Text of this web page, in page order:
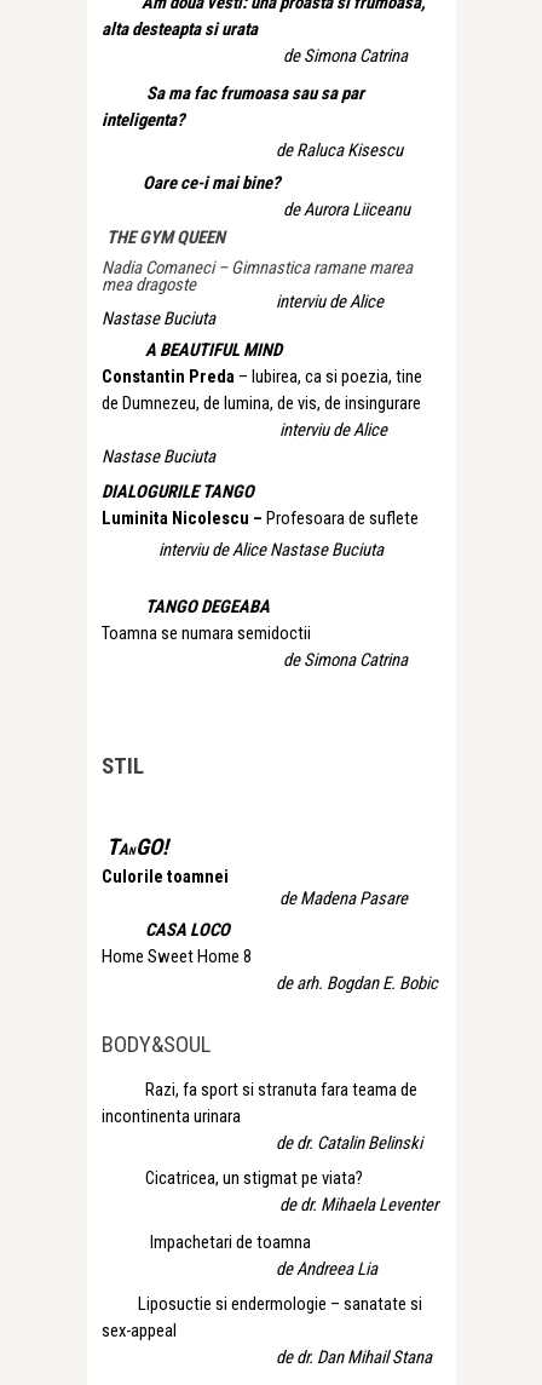
alta desteapta si urata
de Simona Catrina
Sa ma fac frumoasa sau sa par
inteligenta?
de Raluca Kisescu
Oare ce-i mai bine?
de Aurora Liiceanu
THE GYM QUEEN
Nadia Comaneci – Gimnastica ramane marea
mea dragoste
interviu de Alice
Nastase Buciuta
A BEAUTIFUL MIND
Constantin Preda – Iubirea, ca si poezia, tine
de Dumnezeu, de lumina, de vis, de insingurare
interviu de Alice
Nastase Buciuta
DIALOGURILE TANGO
Luminita Nicolescu – Profesoara de suflete
interviu de Alice Nastase Buciuta
TANGO DEGEABA
Toamna se numara semidoctii
de Simona Catrina
STIL
TanGO!
Culorile toamnei
de Madena Pasare
CASA LOCO
Home Sweet Home 8
de arh. Bogdan E. Bobic
BODY&SOUL
Razi, fa sport si stranuta fara teama de
incontinenta urinara
de dr. Catalin Belinski
Cicatricea, un stigmat pe viata?
de dr. Mihaela Leventer
Impachetari de toamna
de Andreea Lia
Liposuctie si endermologie – sanatate si
sex-appeal
de dr. Dan Mihail Stana